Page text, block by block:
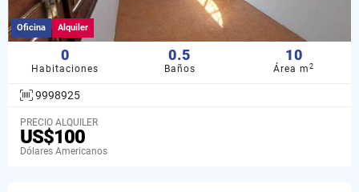
Oficina Alquiler
0
Habitaciones
0.5
Baños
10
Área m2
9998925
PRECIO ALQUILER
US$100
Dólares Americanos